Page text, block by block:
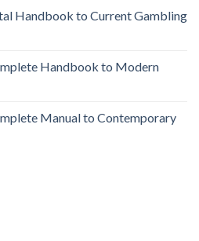
Handbook to Current Gambling
Handbook to Modern
Manual to Contemporary